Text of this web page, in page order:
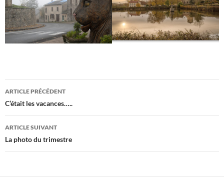
Navigation
des
articles
ARTICLE PRÉCÉDENT
C’était les vacances…..
ARTICLE SUIVANT
La photo du trimestre